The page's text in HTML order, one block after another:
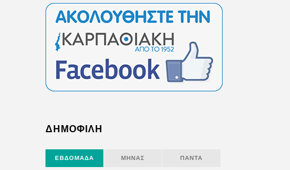
ΔΗΜΟΦΙΛΗ
ΕΒΔΟΜΆΔΑ ΜΉΝΑΣ ΠΆΝΤΑ